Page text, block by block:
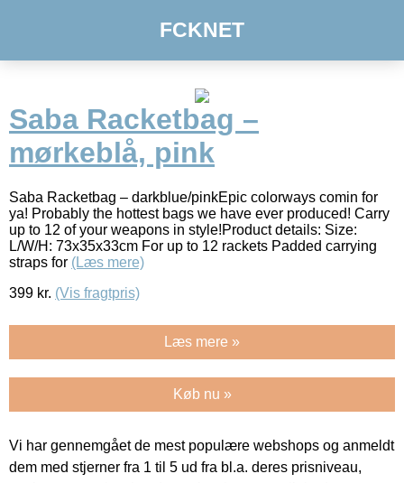
FCKNET
Saba Racketbag –
mørkeblå, pink
Saba Racketbag – darkblue/pinkEpic colorways comin for
ya! Probably the hottest bags we have ever produced! Carry
up to 12 of your weapons in style!Product details: Size:
L/W/H: 73x35x33cm For up to 12 rackets Padded carrying
straps for (Læs mere)
399 kr. (Vis fragtpris)
Læs mere »
Køb nu »
Vi har gennemgået de mest populære webshops og anmeldt
dem med stjerner fra 1 til 5 ud fra bl.a. deres prisniveau,